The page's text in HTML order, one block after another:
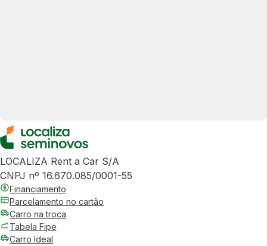
LOCALIZA Rent a Car S/A
CNPJ nº 16.670.085/0001-55
Financiamento
Parcelamento no cartão
Carro na troca
Tabela Fipe
Carro Ideal